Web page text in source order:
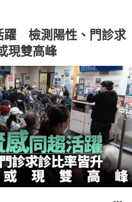
躍 檢測陽性、門診求
現雙高峰